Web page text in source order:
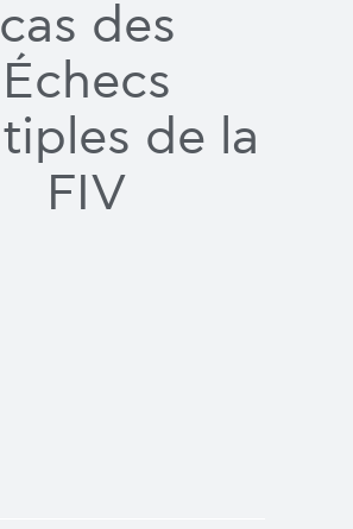
cas des
Échecs
de la
FIV